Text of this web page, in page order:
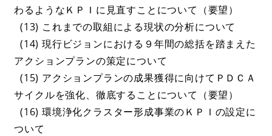
わるようなＫＰＩに見直すことについて（要望）
(13) これまでの取組による現状の分析について
(14) 現行ビジョンにおける９年間の総括を踏まえた
アクションプランの策定について
(15) アクションプランの成果獲得に向けてＰＤＣＡ
サイクルを強化、徹底することについて（要望）
(16) 環境浄化クラスター形成事業のＫＰＩの設定に
ついて